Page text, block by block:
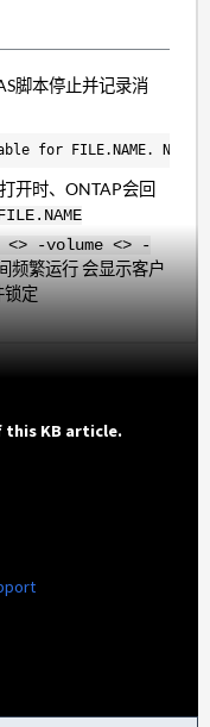
脚本停止并记录消
for FILE.NAME.
开时、ONTAP会回
-volume <> -
频繁运行 会显示客户
锁定
KB article.